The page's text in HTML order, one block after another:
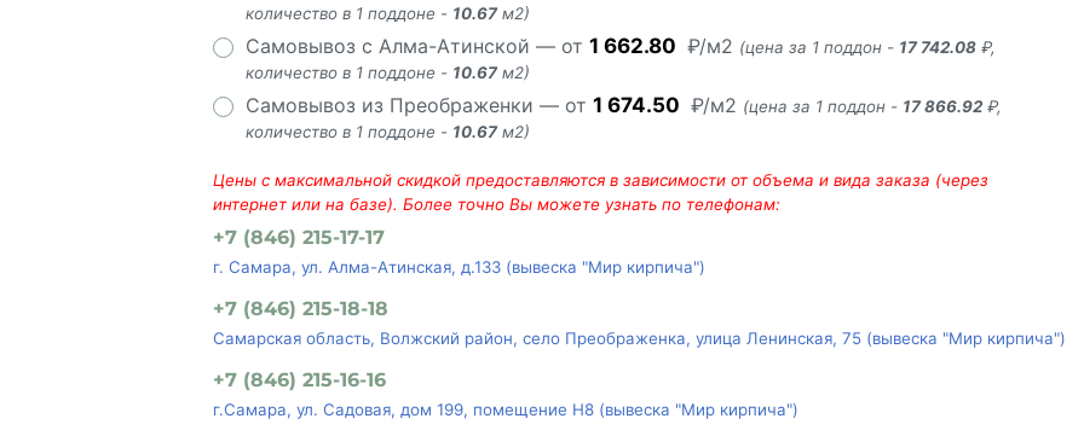
количество в 1 поддоне - 10.67м2)
Самовывоз с Алма-Атинской — от 1 662.80 ₽/м2 (цена за 1 поддон - 17 742.08 ₽,
количество в 1 поддоне - 10.67м2)
Самовывоз из Преображенки — от 1 674.50 ₽/м2 (цена за 1 поддон - 17 866.92 ₽,
количество в 1 поддоне - 10.67м2)
Цены с максимальной скидкой предоставляются в зависимости от объема и вида заказа (через
интернет или на базе). Более точно Вы можете узнать по телефонам:
+7 (846) 215-17-17
г. Самара, ул. Алма-Атинская, д.133 (вывеска "Мир кирпича")
+7 (846) 215-18-18
Самарская область, Волжский район, село Преображенка, улица Ленинская, 75 (вывеска "Мир кирпича")
+7 (846) 215-16-16
г.Самара, ул. Садовая, дом 199, помещение Н8 (вывеска "Мир кирпича")